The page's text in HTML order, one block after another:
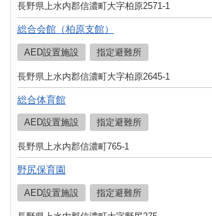
長野県上水内郡信濃町大字柏原2571-1
総合会館（柏原支館）
AED設置施設 指定避難所
長野県上水内郡信濃町大字柏原2645-1
総合体育館
AED設置施設 指定避難所
長野県上水内郡信濃町765-1
野尻保育園
AED設置施設 指定避難所